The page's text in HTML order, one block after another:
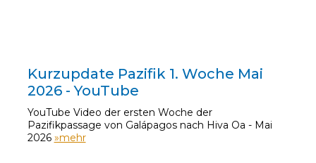
Kurzupdate Pazifik 1. Woche Mai
2026 - YouTube
YouTube Video der ersten Woche der
Pazifikpassage von Galápagos nach Hiva Oa - Mai
2026 »mehr